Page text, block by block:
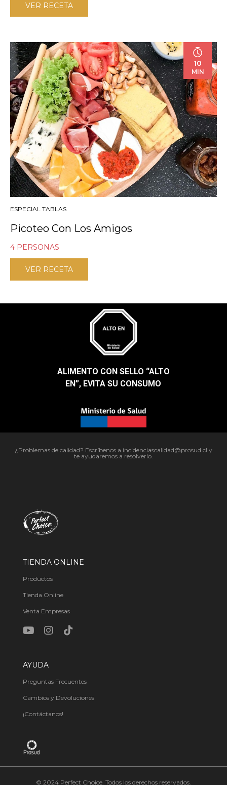
VER RECETA
10
MIN
ESPECIAL TABLAS
Picoteo Con Los Amigos
4 PERSONAS
VER RECETA
ALIMENTO CON SELLO “ALTO
EN”, EVITA SU CONSUMO​
¿Problemas de calidad? Escríbenos a incidenciascalidad@prosud.cl y
te ayudaremos a resolverlo.
TIENDA ONLINE
Productos
Tienda Online
Venta Empresas
AYUDA
Preguntas Frecuentes
Cambios y Devoluciones
¡Contáctanos!
© 2024 Perfect Choice. Todos los derechos reservados.